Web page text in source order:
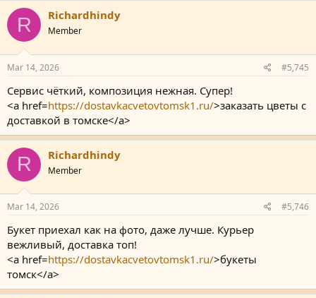
R Richardhindy
Member
Mar 14, 2026 #5,745
Сервис чёткий, композиция нежная. Супер!
<a href=https://dostavkacvetovtomsk1.ru/>заказать цветы с
доставкой в томске</a>
R Richardhindy
Member
Mar 14, 2026 #5,746
Букет приехал как на фото, даже лучше. Курьер
вежливый, доставка топ!
<a href=https://dostavkacvetovtomsk1.ru/>букеты
томск</a>